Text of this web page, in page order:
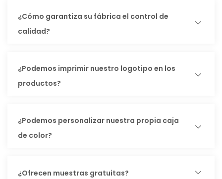
¿Cómo garantiza su fábrica el control de
calidad?
¿Podemos imprimir nuestro logotipo en los
productos?
¿Podemos personalizar nuestra propia caja
de color?
¿Ofrecen muestras gratuitas?